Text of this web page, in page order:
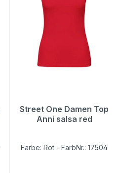
Street One Damen Top
Anni salsa red
Farbe: Rot - FarbNr.: 17504